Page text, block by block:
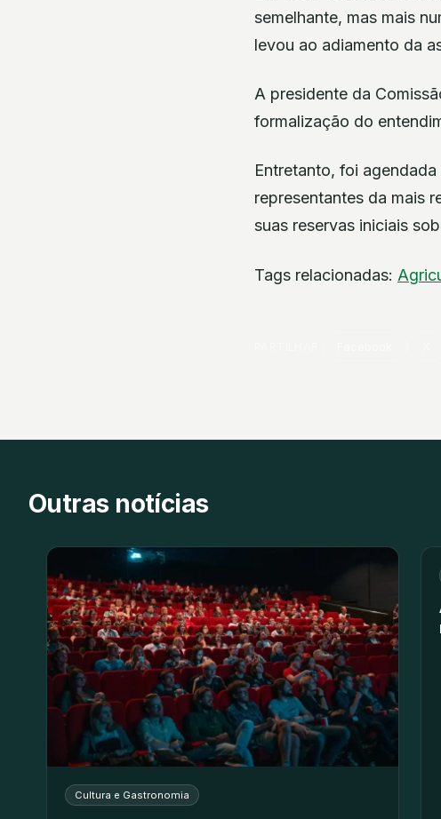
semelhante, mas mais
levou ao adiamento da
A presidente da
formalização do
Entretanto, foi
representantes da mais
suas reservas iniciais
Tags relacionadas:
Outras notícias
Cultura e Gastronomia